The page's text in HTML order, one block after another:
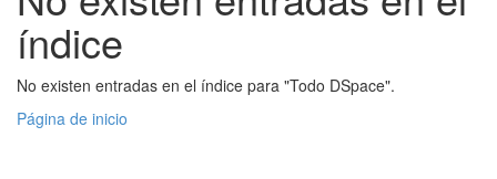
índice
No existen entradas en el índice para "Todo DSpace".
Página de inicio